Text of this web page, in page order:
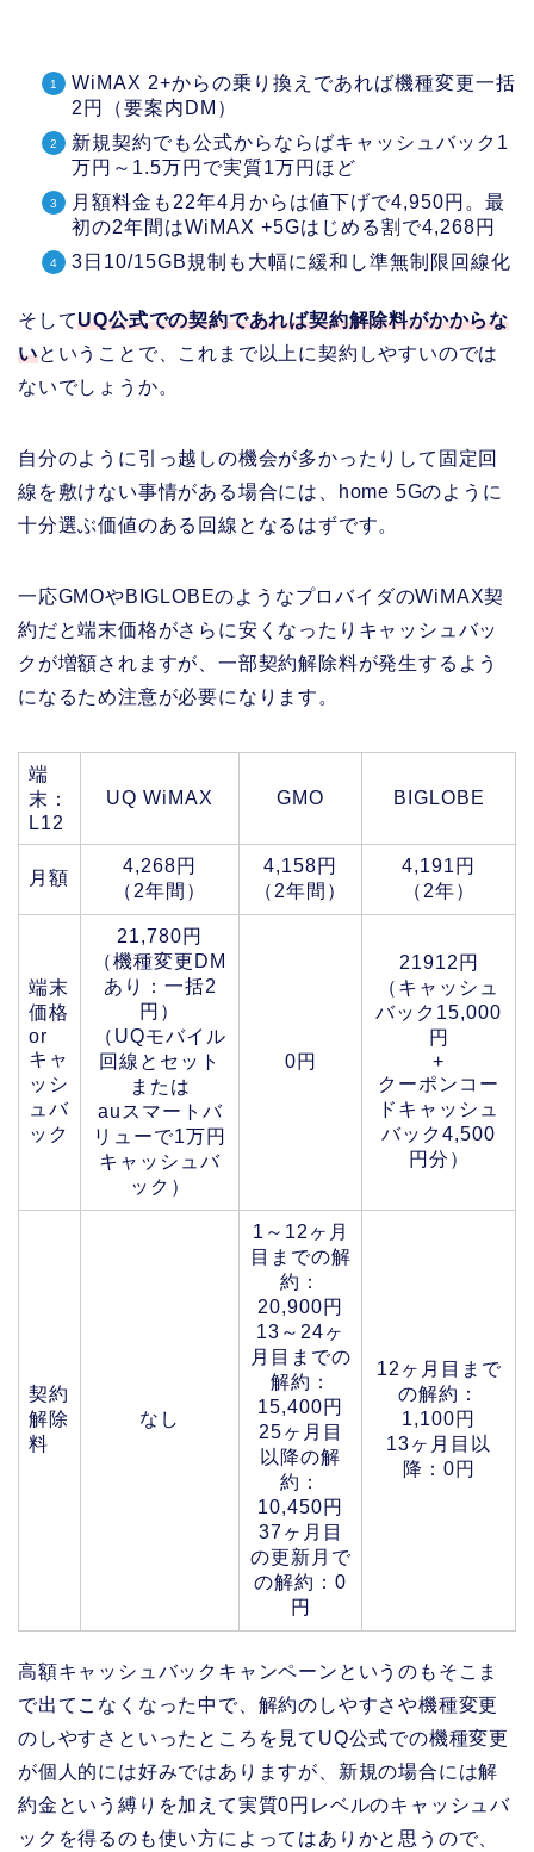
WiMAX 2+からの乗り換えであれば機種変更一括
2円（要案内DM）
新規契約でも公式からならばキャッシュバック1
万円～1.5万円で実質1万円ほど
月額料金も22年4月からは値下げで4,950円。最
初の2年間はWiMAX +5Gはじめる割で4,268円
3日10/15GB規制も大幅に緩和し準無制限回線化
そしてUQ公式での契約であれば契約解除料がかからな
いということで、これまで以上に契約しやすいのでは
ないでしょうか。
自分のように引っ越しの機会が多かったりして固定回
線を敷けない事情がある場合には、home 5Gのように
十分選ぶ価値のある回線となるはずです。
一応GMOやBIGLOBEのようなプロバイダのWiMAX契
約だと端末価格がさらに安くなったりキャッシュバッ
クが増額されますが、一部契約解除料が発生するよう
になるため注意が必要になります。
端
末：
L12
UQ WiMAX GMO BIGLOBE
月額
4,268円
（2年間）
4,158円
（2年間）
4,191円
（2年）
端末
価格
or
キャ
ッシ
ュバ
ック
21,780円
（機種変更DM
あり：一括2
円）
（UQモバイル
回線とセット
または
auスマートバ
リューで1万円
キャッシュバ
ック）
0円
21912円
（キャッシュ
バック15,000
円
+
クーポンコー
ドキャッシュ
バック4,500
円分）
契約
解除
料
なし
1～12ヶ月
目までの解
約：
20,900円
13～24ヶ
月目までの
解約：
15,400円
25ヶ月目
以降の解
約：
10,450円
37ヶ月目
の更新月で
の解約：0
円
12ヶ月目まで
の解約：
1,100円
13ヶ月目以
降：0円
高額キャッシュバックキャンペーンというのもそこま
で出てこなくなった中で、解約のしやすさや機種変更
のしやすさといったところを見てUQ公式での機種変更
が個人的には好みではありますが、新規の場合には解
約金という縛りを加えて実質0円レベルのキャッシュバ
ックを得るのも使い方によってはありかと思うので、